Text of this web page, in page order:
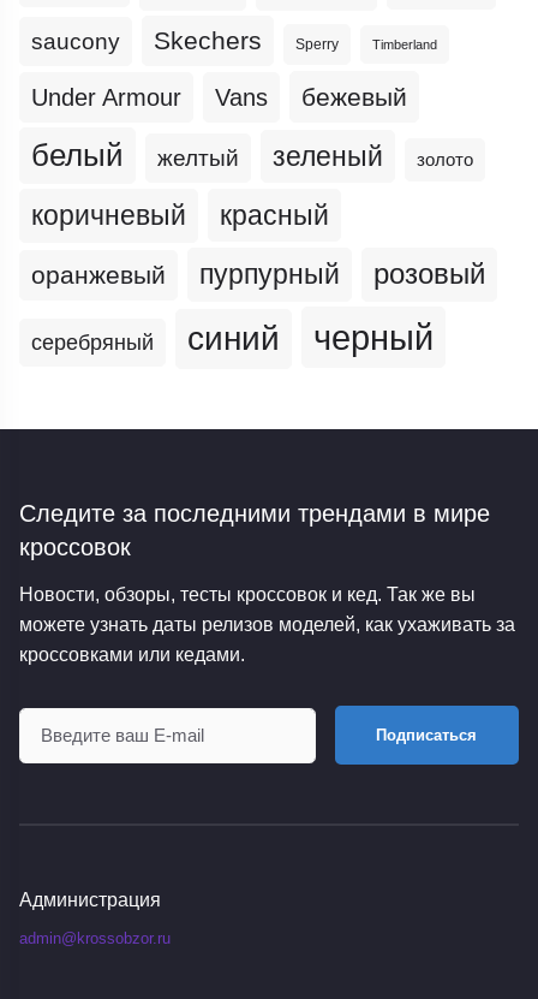
saucony Skechers Sperry Timberland
Under Armour Vans бежевый
белый желтый зеленый золото
коричневый красный
оранжевый пурпурный розовый
серебряный синий черный
Следите за последними трендами в мире
кроссовок
Новости, обзоры, тесты кроссовок и кед. Так же вы
можете узнать даты релизов моделей, как ухаживать за
кроссовками или кедами.
Подписаться
Администрация
admin@krossobzor.ru